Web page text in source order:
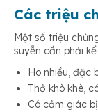
Các triệu
Một số triệu
suyễn cần phải kể
Ho nhiều, đặc
Thở khò khè,
Có cảm giác